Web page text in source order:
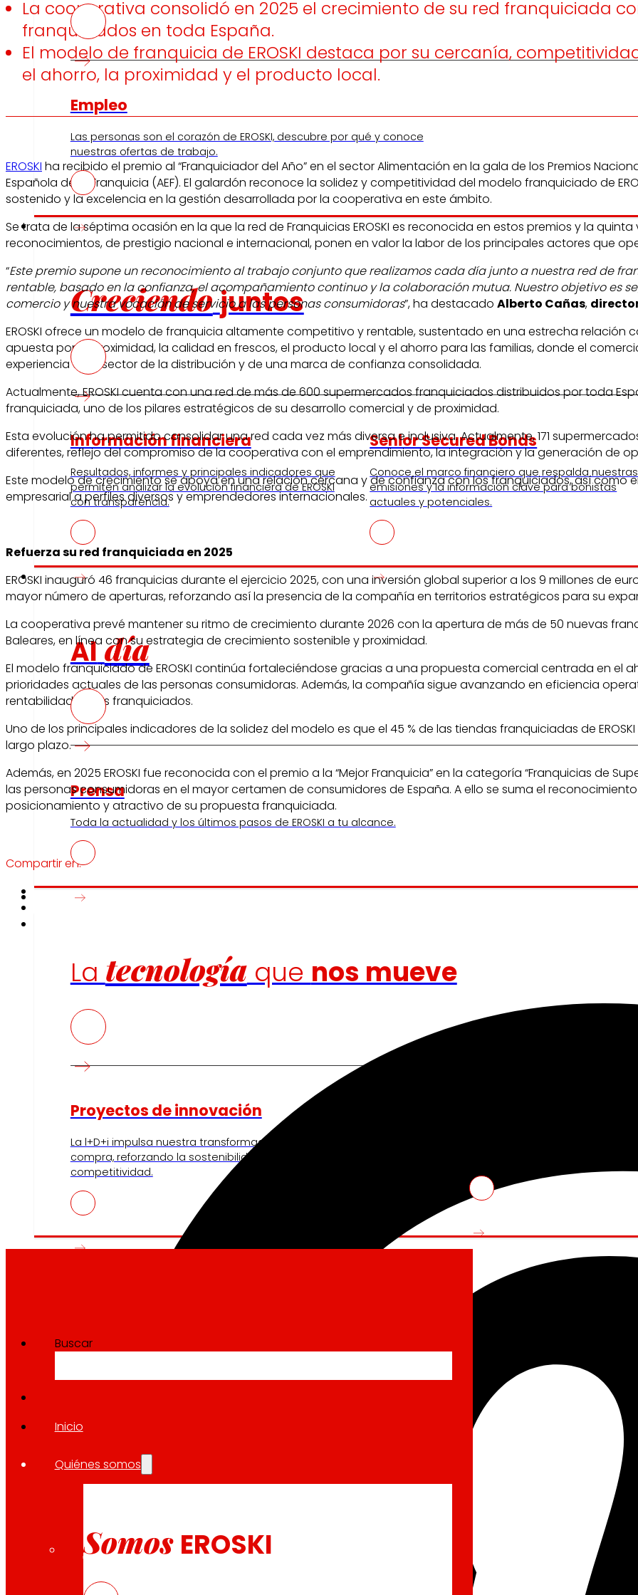
Empleo
Las personas son el corazón de EROSKI, descubre por qué y conoce
nuestras ofertas de trabajo.
Inversores
Creciendojuntos
Información financiera
Resultados, informes y principales indicadores que
permiten analizar la evolución financiera de EROSKI
con transparencia.
Senior Secured Bonds
Conoce el marco financiero que respalda nuestras
emisiones y la información clave para bonistas
actuales y potenciales.
Prensa
Al día
Prensa
Toda la actualidad y los últimos pasos de EROSKI a tu alcance.
Innovación
La tecnologíaque nos mueve
Proyectos de innovación
La l+D+i impulsa nuestra transformación, mejorando la experiencia de
compra, reforzando la sostenibilidad y fortaleciendo nuestra
competitividad.
Buscar
Inicio
Quiénes somos
Somos EROSKI
La cooperativa consolidó en 2025 el crecimiento de su red franquiciada
franquiciados en toda España.
El modelo de franquicia de EROSKI destaca por su cercanía,
el ahorro, la proximidad y el producto local.
EROSKI ha recibido el premio al “Franquiciador del Año” en el sector Alimentación en la gala de los Premios
Española de la Franquicia (AEF). El galardón reconoce la solidez y competitividad del modelo franquiciado de
sostenido y la excelencia en la gestión desarrollada por la cooperativa en este ámbito.
Se trata de la séptima ocasión en la que la red de Franquicias EROSKI es reconocida en estos premios y la
reconocimientos, de prestigio nacional e internacional, ponen en valor la labor de los principales actores que
“Este premio supone un reconocimiento al trabajo conjunto que realizamos cada día junto a nuestra red de
rentable, basado en la confianza, el acompañamiento continuo y la colaboración mutua. Nuestro objetivo
comercio y nuestra vocación de servicio a las personas consumidoras”, ha destacado Alberto Cañas,
EROSKI ofrece un modelo de franquicia altamente competitivo y rentable, sustentado en una estrecha
apuesta por la proximidad, la calidad en frescos, el producto local y el ahorro para las familias, donde el
experiencia en el sector de la distribución y de una marca de confianza consolidada.
Actualmente, EROSKI cuenta con una red de más de 600 supermercados franquiciados distribuidos por toda
franquiciada, uno de los pilares estratégicos de su desarrollo comercial y de proximidad.
Esta evolución ha permitido consolidar una red cada vez más diversa e inclusiva. Actualmente, 171
diferentes, reflejo del compromiso de la cooperativa con el emprendimiento, la integración y la generación de
Este modelo de crecimiento se apoya en una relación cercana y de confianza con los franquiciados, así
empresarial a perfiles diversos y emprendedores internacionales.
Refuerza su red franquiciada en 2025
EROSKI inauguró 46 franquicias durante el ejercicio 2025, con una inversión global superior a los 9 millones de
mayor número de aperturas, reforzando así la presencia de la compañía en territorios estratégicos para su
La cooperativa prevé mantener su ritmo de crecimiento durante 2026 con la apertura de más de 50 nuevas
Baleares, en línea con su estrategia de crecimiento sostenible y proximidad.
El modelo franquiciado de EROSKI continúa fortaleciéndose gracias a una propuesta comercial centrada en
prioridades actuales de las personas consumidoras. Además, la compañía sigue avanzando en eficiencia
rentabilidad de los franquiciados.
Uno de los principales indicadores de la solidez del modelo es que el 45 % de las tiendas franquiciadas de
largo plazo.
Además, en 2025 EROSKI fue reconocida con el premio a la “Mejor Franquicia” en la categoría “Franquicias de
las personas consumidoras en el mayor certamen de consumidores de España. A ello se suma el
posicionamiento y atractivo de su propuesta franquiciada.
Compartir en: